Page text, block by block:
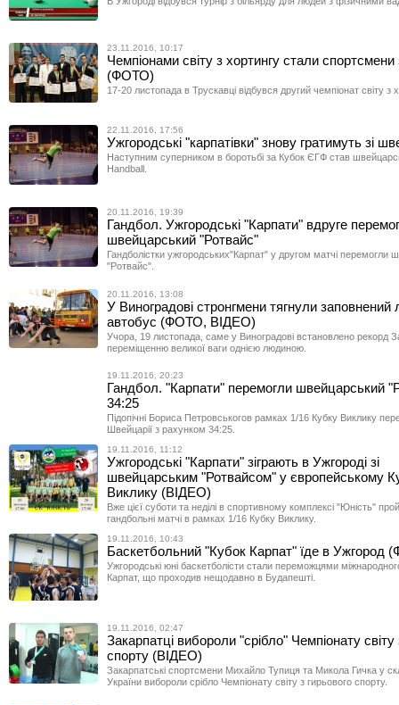
23.11.2016, 10:17
Чемпіонами світу з хортингу стали
(ФОТО)
17-20 листопада в Трускавці відбувся другий чемпіонат світу з
22.11.2016, 17:56
Ужгородські "карпатівки" знову гратимуть зі
Наступним суперником в боротьбі за Кубок ЄГФ став
Handball.
20.11.2016, 19:39
Гандбол. Ужгородські "Карпати" вдруге
швейцарський "Ротвайс"
Гандболістки ужгородських"Карпат" у другом матчі перемогли
"Ротвайс".
20.11.2016, 13:08
У Виноградові стронгмени тягнули
автобус (ФОТО, ВІДЕО)
Учора, 19 листопада, саме у Виноградові встановлено рекорд
переміщенню великої ваги однією людиною.
19.11.2016, 20:23
Гандбол. "Карпати" перемогли швейцарський
34:25
Підопічні Бориса Петровськогов рамках 1/16 Кубку Виклику
Швейцарії з рахунком 34:25.
19.11.2016, 11:12
Ужгородські "Карпати" зіграють в Ужгороді зі
швейцарським "Ротвайсом" у європейському
Виклику (ВІДЕО)
Вже цієї суботи та неділі в спортивному комплексі "Юність"
гандбольні матчі в рамках 1/16 Кубку Виклику.
19.11.2016, 10:43
Баскетбольний "Кубок Карпат" їде в Ужгород
Ужгородські юні баскетболісти стали переможцями
Карпат, що проходив нещодавно в Будапешті.
19.11.2016, 02:47
Закарпатці вибороли "срібло" Чемпіонату світу
спорту (ВІДЕО)
Закарпатські спортсмени Михайло Тупиця та Микола Гичка у
України вибороли срібло Чемпіонату світу з гирьового спорту.